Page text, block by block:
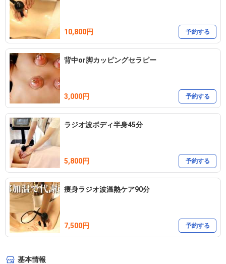
10,800円 予約する
背中or脚カッピングセラピー
3,000円 予約する
ラジオ波ボディ半身45分
5,800円 予約する
痩身ラジオ波温熱ケア90分
7,500円 予約する
基本情報